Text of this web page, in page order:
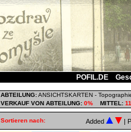
POFIL.DE
ABTEILUNG:ANSICHTSKARTEN -
VERKAUF VON ABTEILUNG: 0% MITTEL:
Sortieren nach: Added |